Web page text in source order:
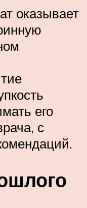
оказывает
его
с